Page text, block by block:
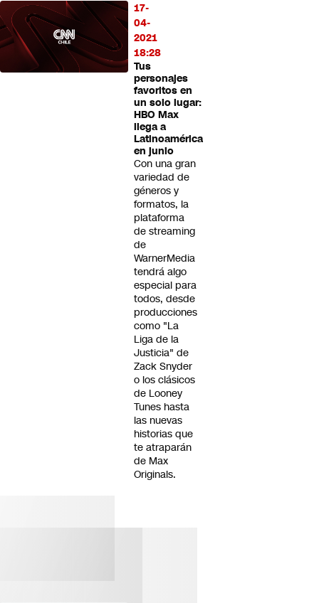
17-
04-
2021
18:28
Tus
personajes
favoritos en
un solo lugar:
HBO Max
llega a
Latinoamérica
en junio
Con una gran
variedad de
géneros y
formatos, la
plataforma
de streaming
de
WarnerMedia
tendrá algo
especial para
todos, desde
producciones
como "La
Liga de la
Justicia" de
Zack Snyder
o los clásicos
de Looney
Tunes hasta
las nuevas
historias que
te atraparán
de Max
Originals.